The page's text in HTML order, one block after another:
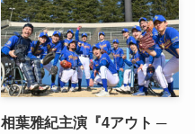
相葉雅紀主演『4アウト ─